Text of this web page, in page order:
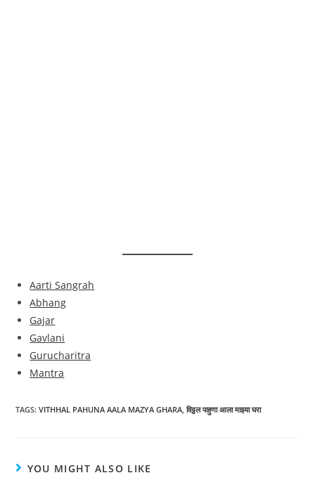
Aarti Sangrah
Abhang
Gajar
Gavlani
Gurucharitra
Mantra
TAGS:VITHHAL PAHUNA AALA MAZYA GHARA, विठ्ठल पाहुणा आला माझ्या घरा
YOU MIGHT ALSO LIKE